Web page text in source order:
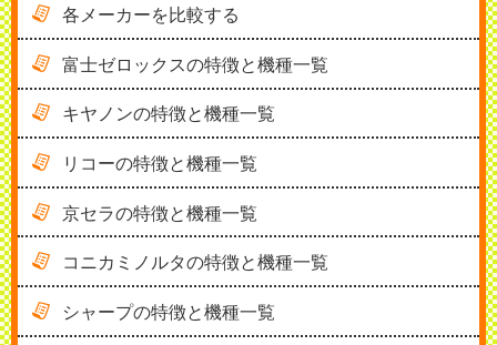
各メーカーを比較する
富士ゼロックスの特徴と機種一覧
キヤノンの特徴と機種一覧
リコーの特徴と機種一覧
京セラの特徴と機種一覧
コニカミノルタの特徴と機種一覧
シャープの特徴と機種一覧